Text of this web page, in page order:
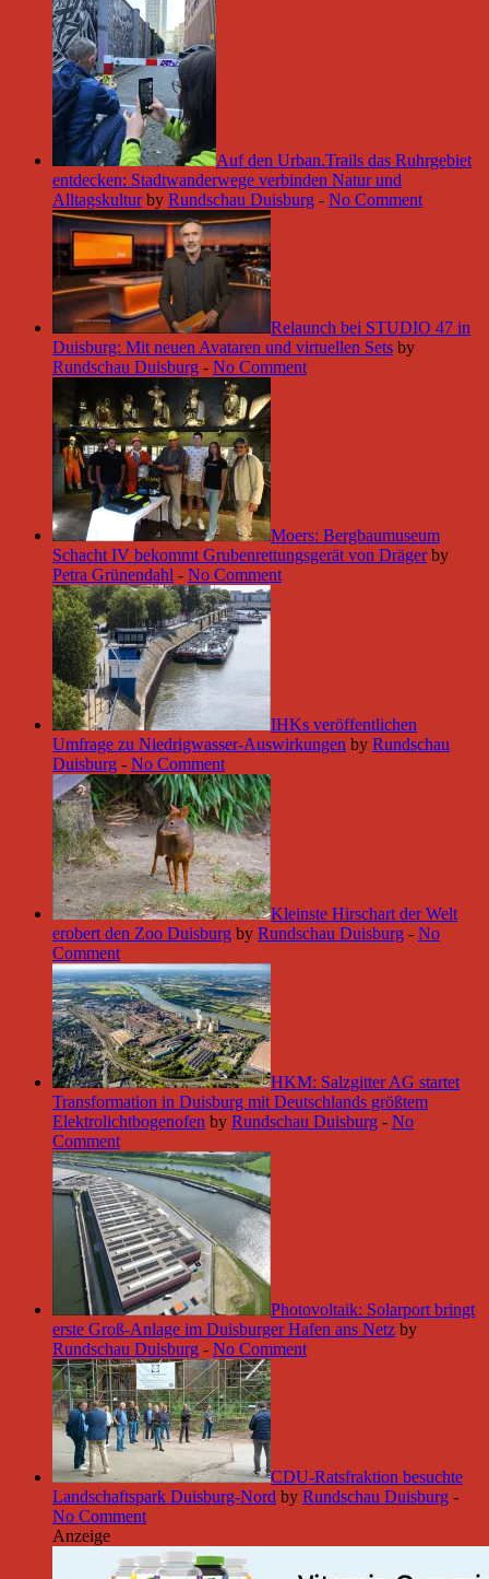
Auf den Urban.Trails das Ruhrgebiet
entdecken: Stadtwanderwege verbinden Natur und
Alltagskultur by Rundschau Duisburg - No Comment
Relaunch bei STUDIO 47 in
Duisburg: Mit neuen Avataren und virtuellen Sets by
Rundschau Duisburg - No Comment
Moers: Bergbaumuseum
Schacht IV bekommt Grubenrettungsgerät von Dräger by
Petra Grünendahl - No Comment
IHKs veröffentlichen
Umfrage zu Niedrigwasser-Auswirkungen by Rundschau
Duisburg - No Comment
Kleinste Hirschart der Welt
erobert den Zoo Duisburg by Rundschau Duisburg - No
Comment
HKM: Salzgitter AG startet
Transformation in Duisburg mit Deutschlands größtem
Elektrolichtbogenofen by Rundschau Duisburg - No
Comment
Photovoltaik: Solarport bringt
erste Groß-Anlage im Duisburger Hafen ans Netz by
Rundschau Duisburg - No Comment
CDU-Ratsfraktion besuchte
Landschaftspark Duisburg-Nord by Rundschau Duisburg -
No Comment
Anzeige